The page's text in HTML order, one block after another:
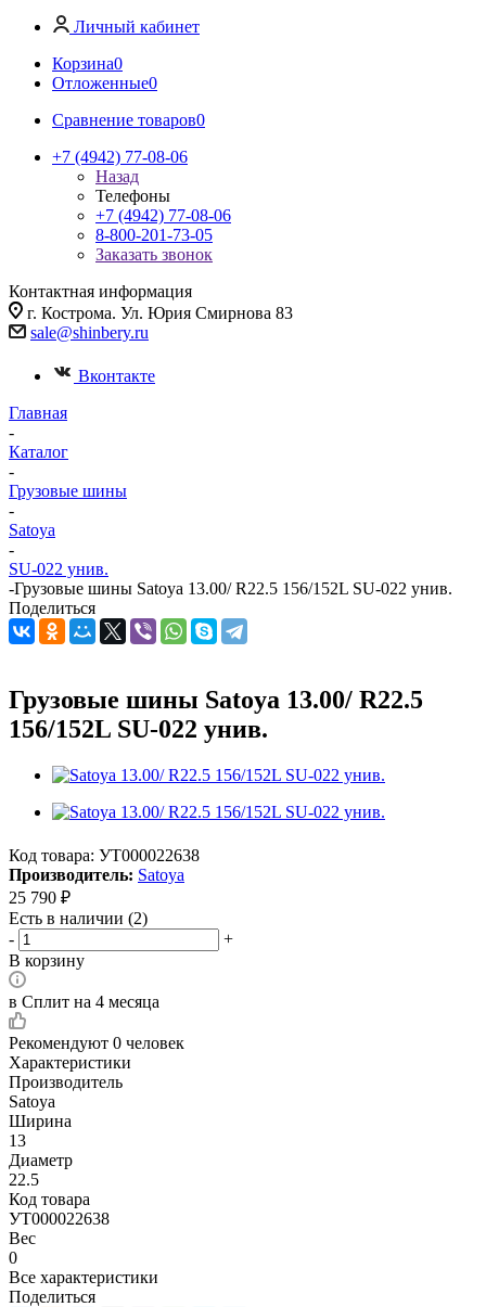
Личный кабинет
Корзина0
Отложенные0
Сравнение товаров0
+7 (4942) 77-08-06
Назад
Телефоны
+7 (4942) 77-08-06
8-800-201-73-05
Заказать звонок
Контактная информация
г. Кострома. Ул. Юрия Смирнова 83
sale@shinbery.ru
Вконтакте
Главная
-
Каталог
-
Грузовые шины
-
Satoya
-
SU-022 унив.
-Грузовые шины Satoya 13.00/ R22.5 156/152L SU-022 унив.
Поделиться
Грузовые шины Satoya 13.00/ R22.5
156/152L SU-022 унив.
Код товара: УТ000022638
Производитель: Satoya
25 790 ₽
Есть в наличии (2)
-
+
В корзину
в Сплит на 4 месяца
Рекомендуют 0 человек
Характеристики
Производитель
Satoya
Ширина
13
Диаметр
22.5
Код товара
УТ000022638
Вес
0
Все характеристики
Поделиться